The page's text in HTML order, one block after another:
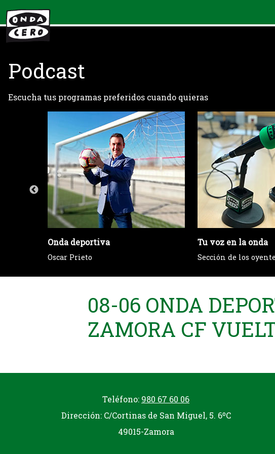
Podcast
Escucha tus programas preferidos cuando quieras
Onda deportiva
Oscar Prieto
Tu voz en la onda
Sección de los
08-06 ONDA
ZAMORA CF
Teléfono: 980 67 60 06
Dirección: C/Cortinas de San Miguel, 5. 6ºC
49015-Zamora